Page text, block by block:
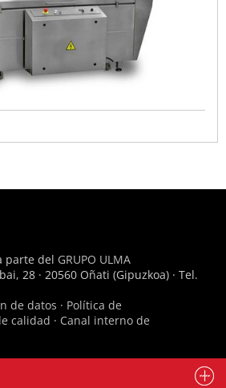
parte del GRUPO ULMA
28 · 20560 Oñati (Gipuzkoa) · Tel.
de datos · Política de
calidad · Canal interno de